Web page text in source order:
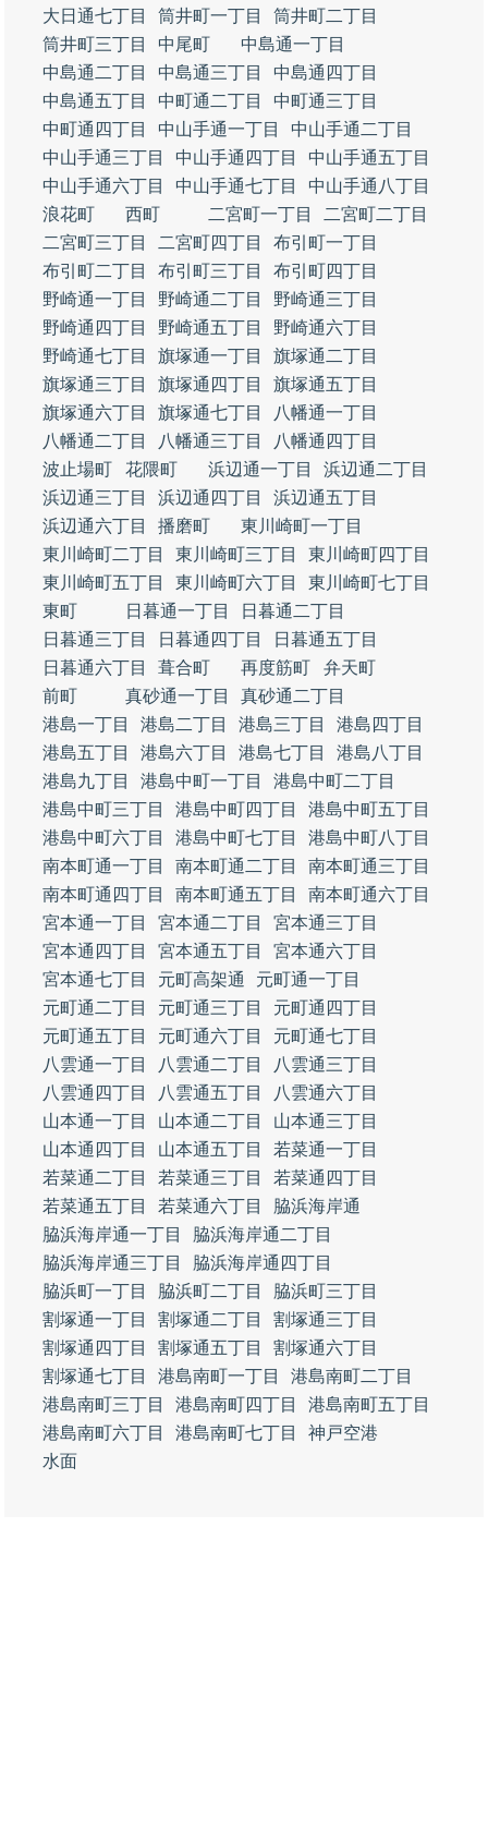
大日通七丁目
筒井町一丁目
筒井町二丁目
筒井町三丁目
中尾町
中島通一丁目
中島通二丁目
中島通三丁目
中島通四丁目
中島通五丁目
中町通二丁目
中町通三丁目
中町通四丁目
中山手通一丁目
中山手通二丁目
中山手通三丁目
中山手通四丁目
中山手通五丁目
中山手通六丁目
中山手通七丁目
中山手通八丁目
浪花町
西町 二宮町一丁目
二宮町二丁目
二宮町三丁目
二宮町四丁目
布引町一丁目
布引町二丁目
布引町三丁目
布引町四丁目
野崎通一丁目
野崎通二丁目
野崎通三丁目
野崎通四丁目
野崎通五丁目
野崎通六丁目
野崎通七丁目
旗塚通一丁目
旗塚通二丁目
旗塚通三丁目
旗塚通四丁目
旗塚通五丁目
旗塚通六丁目
旗塚通七丁目
八幡通一丁目
八幡通二丁目
八幡通三丁目
八幡通四丁目
波止場町
花隈町 浜辺通一丁目
浜辺通二丁目
浜辺通三丁目
浜辺通四丁目
浜辺通五丁目
浜辺通六丁目
播磨町
東川崎町一丁目
東川崎町二丁目
東川崎町三丁目
東川崎町四丁目
東川崎町五丁目
東川崎町六丁目
東川崎町七丁目
東町
日暮通一丁目
日暮通二丁目
日暮通三丁目
日暮通四丁目
日暮通五丁目
日暮通六丁目
葺合町 再度筋町
弁天町
前町
真砂通一丁目
真砂通二丁目
港島一丁目
港島二丁目 港島三丁目
港島四丁目
港島五丁目
港島六丁目 港島七丁目
港島八丁目
港島九丁目
港島中町一丁目
港島中町二丁目
港島中町三丁目
港島中町四丁目
港島中町五丁目
港島中町六丁目
港島中町七丁目
港島中町八丁目
南本町通一丁目
南本町通二丁目
南本町通三丁目
南本町通四丁目
南本町通五丁目
南本町通六丁目
宮本通一丁目
宮本通二丁目
宮本通三丁目
宮本通四丁目
宮本通五丁目
宮本通六丁目
宮本通七丁目
元町高架通
元町通一丁目
元町通二丁目
元町通三丁目
元町通四丁目
元町通五丁目
元町通六丁目
元町通七丁目
八雲通一丁目
八雲通二丁目
八雲通三丁目
八雲通四丁目
八雲通五丁目
八雲通六丁目
山本通一丁目
山本通二丁目
山本通三丁目
山本通四丁目
山本通五丁目
若菜通一丁目
若菜通二丁目
若菜通三丁目
若菜通四丁目
若菜通五丁目
若菜通六丁目
脇浜海岸通
脇浜海岸通一丁目
脇浜海岸通二丁目
脇浜海岸通三丁目
脇浜海岸通四丁目
脇浜町一丁目
脇浜町二丁目
脇浜町三丁目
割塚通一丁目
割塚通二丁目
割塚通三丁目
割塚通四丁目
割塚通五丁目
割塚通六丁目
割塚通七丁目
港島南町一丁目
港島南町二丁目
港島南町三丁目
港島南町四丁目
港島南町五丁目
港島南町六丁目
港島南町七丁目
神戸空港
水面